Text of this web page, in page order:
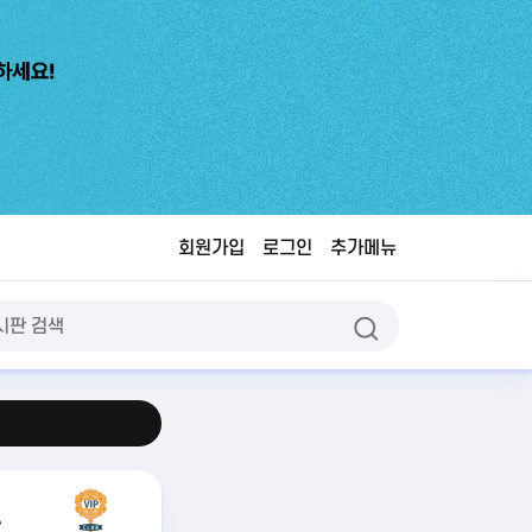
회원가입 로그인 추가메뉴